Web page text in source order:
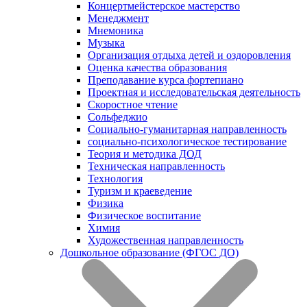
Концертмейстерское мастерство
Менеджмент
Мнемоника
Музыка
Организация отдыха детей и оздоровления
Оценка качества образования
Преподавание курса фортепиано
Проектная и исследовательская деятельность
Скоростное чтение
Сольфеджио
Социально-гуманитарная направленность
социально-психологическое тестирование
Теория и методика ДОД
Техническая направленность
Технология
Туризм и краеведение
Физика
Физическое воспитание
Химия
Художественная направленность
Дошкольное образование (ФГОС ДО)